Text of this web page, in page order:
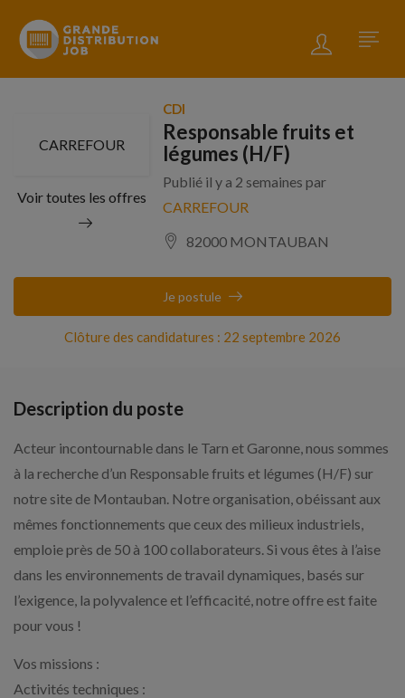
CARREFOUR
Voir toutes les offres
CDI
Responsable fruits et
légumes (H/F)
Publié il y a 2 semaines par
CARREFOUR
82000 MONTAUBAN
Clôture des candidatures : 22 septembre 2026
Je postule
Description du poste
Acteur incontournable dans le Tarn et Garonne, nous sommes
à la recherche d’un Responsable fruits et légumes (H/F) sur
notre site de Montauban. Notre organisation, obéissant aux
mêmes fonctionnements que ceux des milieux industriels,
emploie près de 50 à 100 collaborateurs. Si vous êtes à l’aise
dans les environnements de travail dynamiques, basés sur
l’exigence, la polyvalence et l’efficacité, notre offre est faite
pour vous !
Vos missions :
Activités techniques :